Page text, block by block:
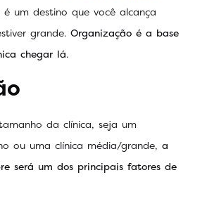
é um destino que você alcança
grande. Organização é a base
chegar lá.
da clínica, seja um
ou uma clínica média/grande, a
será um dos principais fatores de